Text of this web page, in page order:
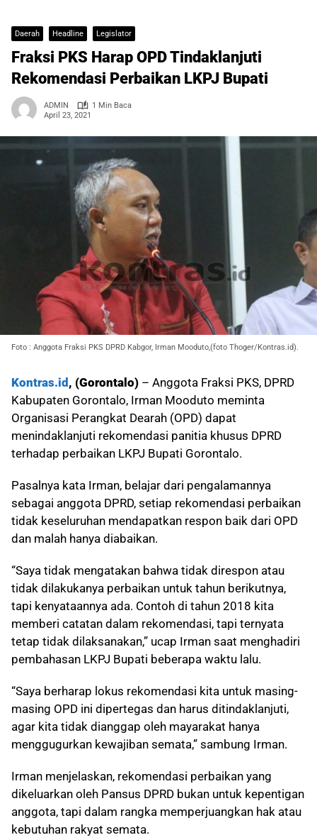
Daerah Headline Legislator
Fraksi PKS Harap OPD Tindaklanjuti
Rekomendasi Perbaikan LKPJ Bupati
ADMIN
1 Min Baca
April 23, 2021
Foto : Anggota Fraksi PKS DPRD Kabgor, Irman Mooduto,(foto Thoger/Kontras.id).
Kontras.id , (Gorontalo) – Anggota Fraksi PKS, DPRD
Kabupaten Gorontalo, Irman Mooduto meminta
Organisasi Perangkat Dearah (OPD) dapat
menindaklanjuti rekomendasi panitia khusus DPRD
terhadap perbaikan LKPJ Bupati Gorontalo.
Pasalnya kata Irman, belajar dari pengalamannya
sebagai anggota DPRD, setiap rekomendasi perbaikan
tidak keseluruhan mendapatkan respon baik dari OPD
dan malah hanya diabaikan.
“Saya tidak mengatakan bahwa tidak direspon atau
tidak dilakukanya perbaikan untuk tahun berikutnya,
tapi kenyataannya ada. Contoh di tahun 2018 kita
memberi catatan dalam rekomendasi, tapi ternyata
tetap tidak dilaksanakan,” ucap Irman saat menghadiri
pembahasan LKPJ Bupati beberapa waktu lalu.
“Saya berharap lokus rekomendasi kita untuk masing-
masing OPD ini dipertegas dan harus ditindaklanjuti,
agar kita tidak dianggap oleh mayarakat hanya
menggugurkan kewajiban semata,” sambung Irman.
Irman menjelaskan, rekomendasi perbaikan yang
dikeluarkan oleh Pansus DPRD bukan untuk kepentigan
anggota, tapi dalam rangka memperjuangkan hak atau
kebutuhan rakyat semata.